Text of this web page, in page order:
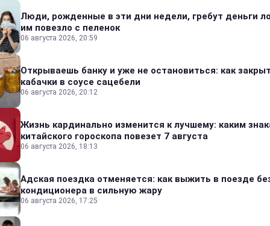
Люди, рожденные в эти дни недели, гребут деньги
им повезло с пеленок
06 августа 2026, 20:59
Открываешь банку и уже не остановиться: как
кабачки в соусе сацебели
06 августа 2026, 20:12
Жизнь кардинально изменится к лучшему: каким
китайского гороскопа повезет 7 августа
06 августа 2026, 18:13
Адская поездка отменяется: как выжить в поезде
кондиционера в сильную жару
06 августа 2026, 17:25